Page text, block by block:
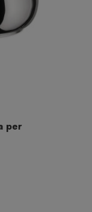
per